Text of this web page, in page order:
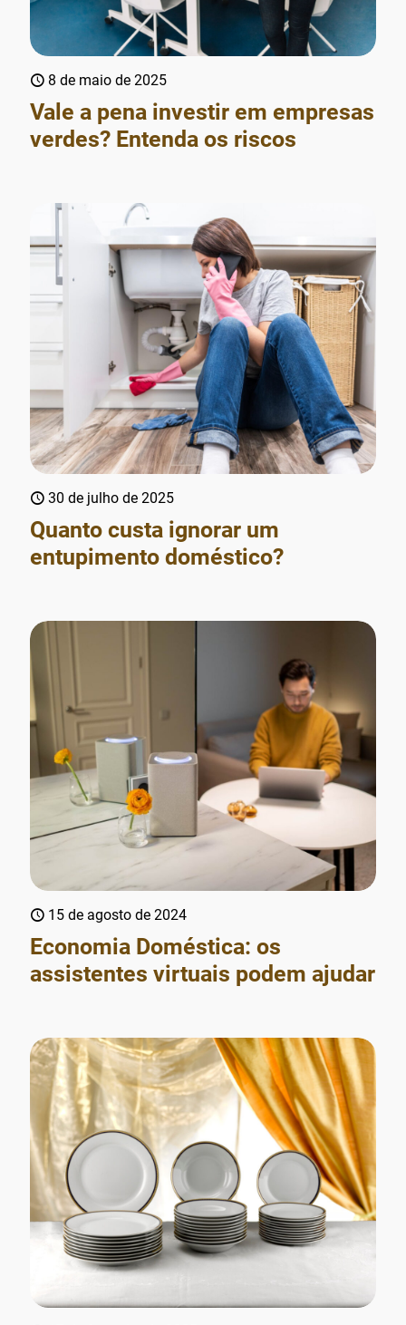
8 de maio de 2025
Vale a pena investir em empresas
verdes? Entenda os riscos
30 de julho de 2025
Quanto custa ignorar um
entupimento doméstico?
15 de agosto de 2024
Economia Doméstica: os
assistentes virtuais podem ajudar